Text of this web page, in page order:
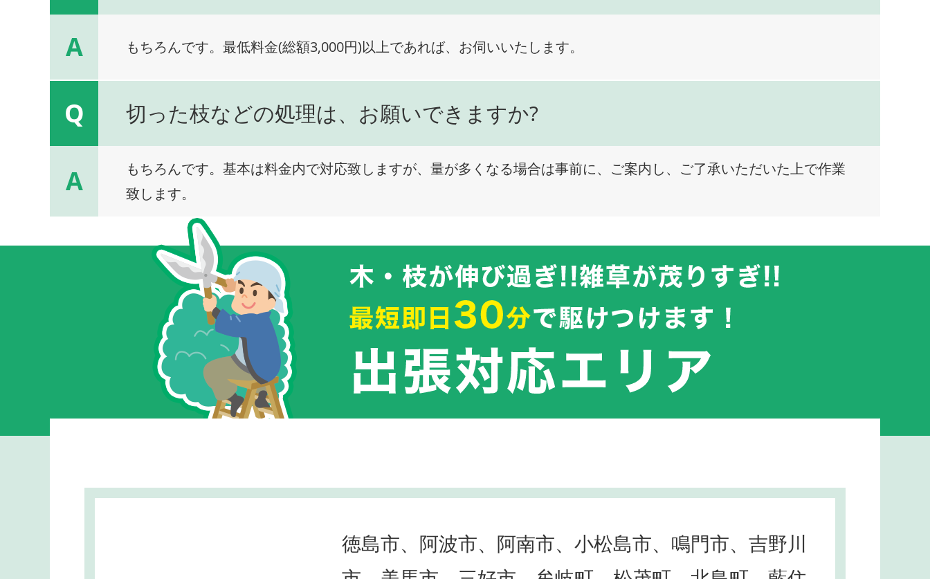
A もちろんです。最低料金(総額3,000円)以上であれば、お伺いいたします。
Q 切った枝などの処理は、お願いできますか?
A
もちろんです。基本は料金内で対応致しますが、量が多くなる場合は事前に、ご案内し、ご了承いただいた上で作業
致します。
徳島市、阿波市、阿南市、小松島市、鳴門市、吉野川